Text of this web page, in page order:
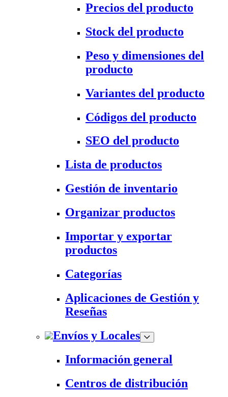
Precios del producto
Stock del producto
Peso y dimensiones del
producto
Variantes del producto
Códigos del producto
SEO del producto
Lista de productos
Gestión de inventario
Organizar productos
Importar y exportar
productos
Categorías
Aplicaciones de Gestión y
Reseñas
Envíos y Locales
Información general
Centros de distribución